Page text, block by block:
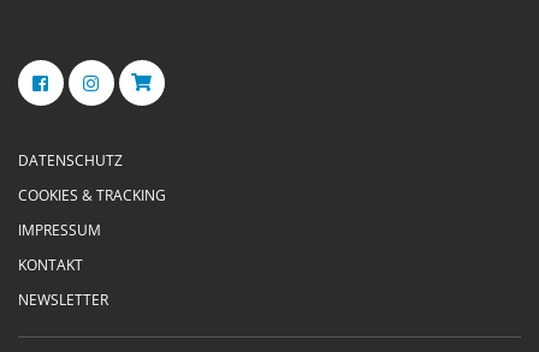
DATENSCHUTZ
COOKIES & TRACKING
IMPRESSUM
KONTAKT
NEWSLETTER